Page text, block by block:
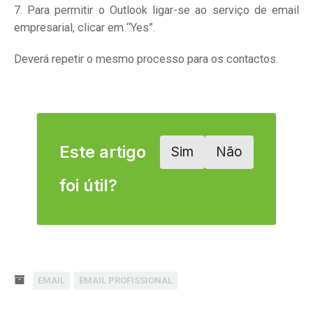
7. Para permitir o Outlook ligar-se ao serviço de email
empresarial, clicar em “Yes”.
Deverá repetir o mesmo processo para os contactos.
Este artigo
foi útil?
Sim Não
EMAIL EMAIL PROFISSIONAL